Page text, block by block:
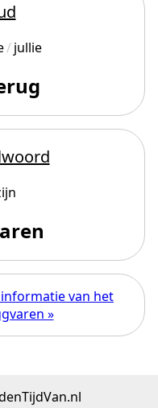
jullie
van het
»